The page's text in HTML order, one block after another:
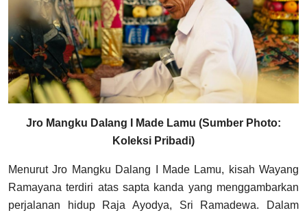
Jro Mangku Dalang I Made Lamu (Sumber Photo:
Koleksi Pribadi)
Menurut Jro Mangku Dalang I Made Lamu, kisah Wayang
Ramayana terdiri atas sapta kanda yang menggambarkan
perjalanan hidup Raja Ayodya, Sri Ramadewa. Dalam